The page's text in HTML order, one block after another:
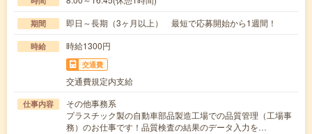
期間 即日～長期（3ヶ月以上） 最短で応募開始から1週間！
時給 時給1300円
交通費
交通費規定内支給
仕事内容
その他事務系
プラスチック製の自動車部品製造工場での品質管理（工場事
務）のお仕事です！品質検査の結果のデータ入力を…